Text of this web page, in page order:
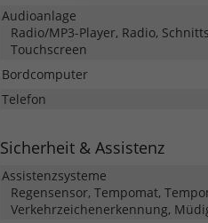
Audioanlage
Radio/MP3-Player, Radio,
Touchscreen
Bordcomputer
Telefon
Sicherheit & Assistenz
Assistenzsysteme
Regensensor, Tempomat,
Verkehrzeichenerkennung,